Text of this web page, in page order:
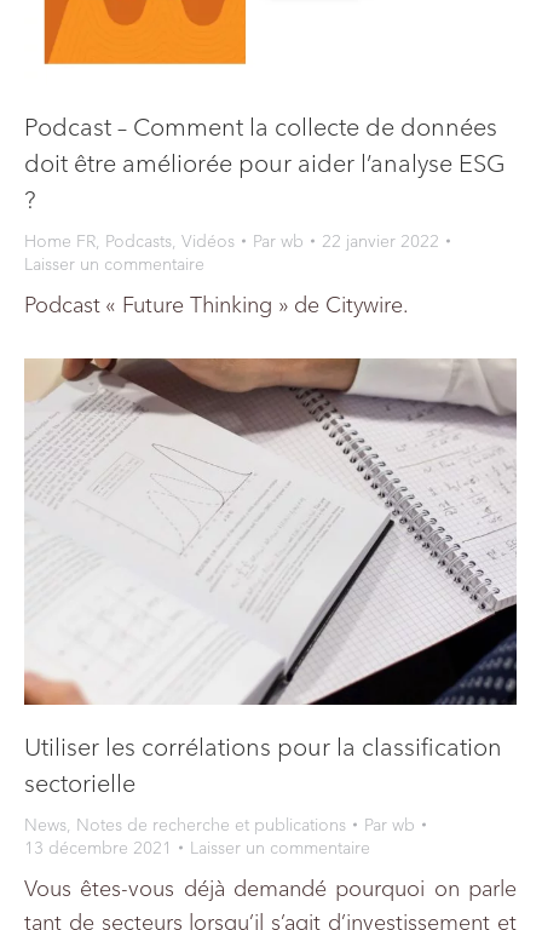
Podcast – Comment la collecte de données
doit être améliorée pour aider l’analyse ESG
?
Home FR, Podcasts, Vidéos Par wb
22 janvier 2022
Laisser un commentaire
Podcast « Future Thinking » de Citywire.
Utiliser les corrélations pour la classification
sectorielle
News, Notes de recherche et publications Par wb
13 décembre 2021
Laisser un commentaire
Vous êtes-vous déjà demandé pourquoi on parle
tant de secteurs lorsqu’il s’agit d’investissement et